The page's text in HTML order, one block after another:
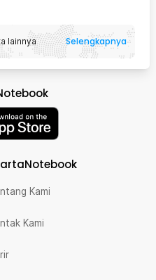
lainnya Selengkapnya
Kami
Kami